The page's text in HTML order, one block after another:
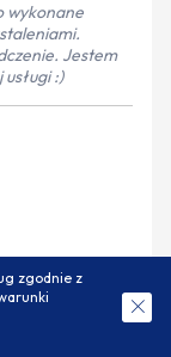
wykonane
Jestem
:)
WYCENĘ
zgodnie z